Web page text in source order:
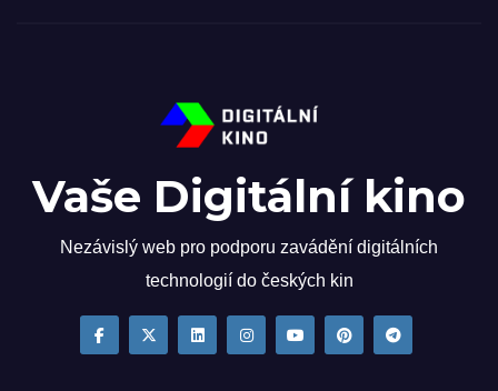
Vaše Digitální kino
Nezávislý web pro podporu zavádění digitálních
technologií do českých kin